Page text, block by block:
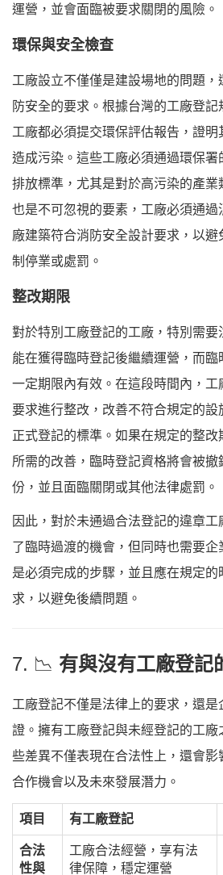
運營，並會面臨被要求關閉的風險。
環保與安全檢查
工廠設立不僅僅是建設場地的問題
防安全的要求。根據台灣的工廠登
工廠都必須提交環保評估報告，證
造成污染。這些工廠必須通過環保署
排放標準，尤其是對於高污染的產業
也是不可忽視的要素，工廠必須通過
廠建築符合消防安全設計要求，以
制停業或處罰。
整改期限
對於特別工廠登記的工廠，特別需
能在獲得臨時登記後繼續運營，而
一定期限內有效。在這段時間內，工
要求進行整改，改善不符合規定的設
正式登記的標準。如果在規定的整
所需的改善，臨時登記資格將會被
份，並且面臨關閉或其他法律處罰。
因此，對於未通過合法登記的違章
了臨時過渡的機會，但同時也需要
是必須完成的步驟，並且應在規定
求，以避免後續問題。
7. 📉 有與沒有工廠登記
工廠登記不僅是法律上的要求，還
證。擁有工廠登記與未經登記的工
些差異不僅表現在合法性上，還會影
合作機會以及未來發展潛力。
項目 有工廠登記
合法
性與
工廠合法經營，享有法
律保障，穩定運營